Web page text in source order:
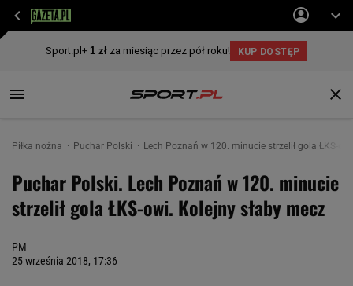
Piłka nożna Puchar Polski Lech Poznań w 120. minucie strzelił gola ŁKS-
Puchar Polski. Lech Poznań w 120. minucie
strzelił gola ŁKS-owi. Kolejny słaby mecz
PM
25 września 2018, 17:36